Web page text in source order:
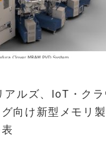
アルズ、IoT・クラ
向け新型メモリ